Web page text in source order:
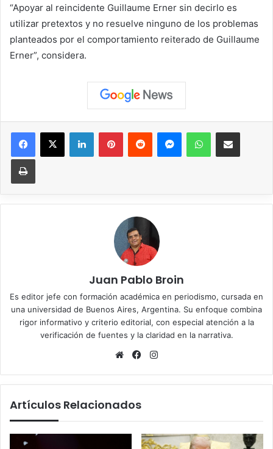
“Apoyar al reincidente Guillaume Erner sin decirlo es
utilizar pretextos y no resuelve ninguno de los problemas
planteados por el comportamiento reiterado de Guillaume
Erner”, considera.
Facebook
X LinkedInPinterestReddit MessengerWhatsAppCompartir vía correo
Imprimir
Juan Pablo Broin
Es editor jefe con formación académica en periodismo, cursada en
una universidad de Buenos Aires, Argentina. Su enfoque combina
rigor informativo y criterio editorial, con especial atención a la
verificación de fuentes y la claridad en la narrativa.
Sitio
Facebook
Artículos Relacionados